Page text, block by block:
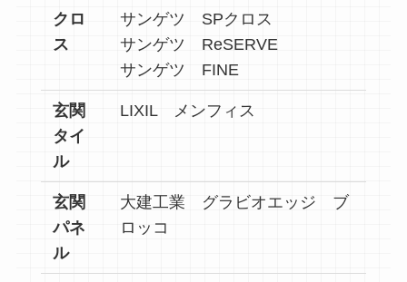
クロ
ス
サンゲツ SPクロス
サンゲツ ReSERVE
サンゲツ FINE
玄関
タイ
ル
LIXIL メンフィス
玄関
パネ
ル
大建工業 グラビオエッジ ブ
ロッコ